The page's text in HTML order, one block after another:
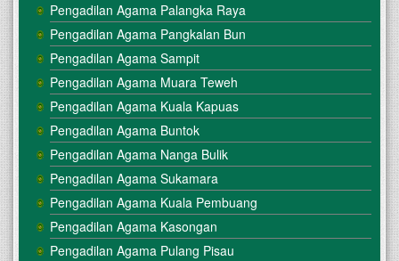
Pengadilan Agama Palangka Raya
Pengadilan Agama Pangkalan Bun
Pengadilan Agama Sampit
Pengadilan Agama Muara Teweh
Pengadilan Agama Kuala Kapuas
Pengadilan Agama Buntok
Pengadilan Agama Nanga Bulik
Pengadilan Agama Sukamara
Pengadilan Agama Kuala Pembuang
Pengadilan Agama Kasongan
Pengadilan Agama Pulang Pisau